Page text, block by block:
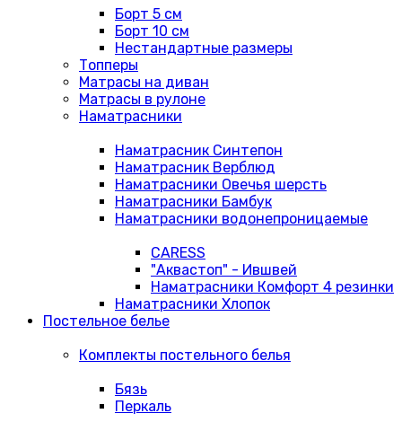
Борт 5 см
Борт 10 см
Нестандартные размеры
Топперы
Матрасы на диван
Матрасы в рулоне
Наматрасники
Наматрасник Синтепон
Наматрасник Верблюд
Наматрасники Овечья шерсть
Наматрасники Бамбук
Наматрасники водонепроницаемые
CARESS
"Аквастоп" - Ившвей
Наматрасники Комфорт 4 резинки
Наматрасники Хлопок
Постельное белье
Комплекты постельного белья
Бязь
Перкаль